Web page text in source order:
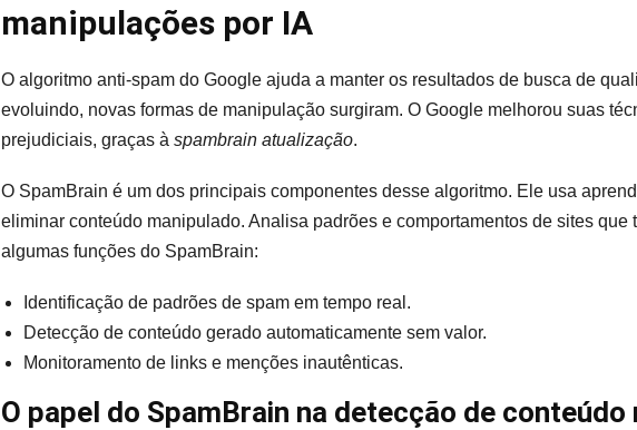
manipulações por IA
O algoritmo anti-spam do Google ajuda a manter os resultados de busca de
evoluindo, novas formas de manipulação surgiram. O Google melhorou suas
prejudiciais, graças à spambrain atualização.
O SpamBrain é um dos principais componentes desse algoritmo. Ele usa
eliminar conteúdo manipulado. Analisa padrões e comportamentos de sites que
algumas funções do SpamBrain:
Identificação de padrões de spam em tempo real.
Detecção de conteúdo gerado automaticamente sem valor.
Monitoramento de links e menções inautênticas.
O papel do SpamBrain na detecção de